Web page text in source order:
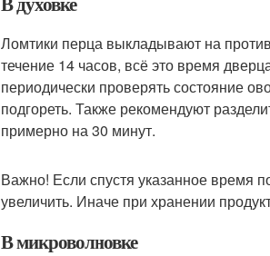
Ломтики перца выкладывают на
течение 14 часов, всё это время
периодически проверять состояние
подгореть. Также рекомендуют
примерно на 30 минут.
Важно! Если спустя указанное время
увеличить. Иначе при хранении
В микроволновке